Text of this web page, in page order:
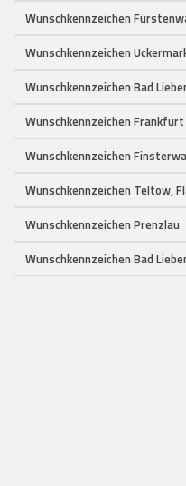
Wunschkennzeichen
Wunschkennzeichen
Wunschkennzeichen Bad
Wunschkennzeichen
Wunschkennzeichen
Wunschkennzeichen Teltow,
Wunschkennzeichen Prenzlau
Wunschkennzeichen Bad